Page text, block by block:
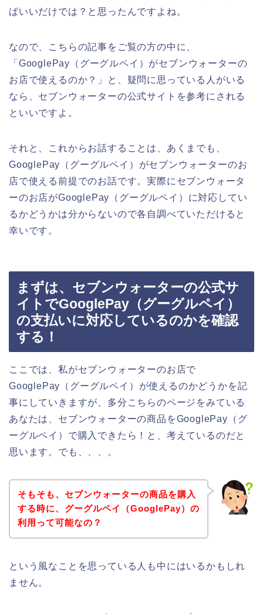
ばいいだけでは？と思ったんですよね。
なので、こちらの記事をご覧の方の中に、
「GooglePay（グーグルペイ）がセブンウォーターの
お店で使えるのか？」と、疑問に思っている人がいる
なら、セブンウォーターの公式サイトを参考にされる
といいですよ。
それと、これからお話することは、あくまでも、
GooglePay（グーグルペイ）がセブンウォーターのお
店で使える前提でのお話です。実際にセブンウォータ
ーのお店がGooglePay（グーグルペイ）に対応してい
るかどうかは分からないので各自調べていただけると
幸いです。
まずは、セブンウォーターの公式サ
イトでGooglePay（グーグルペイ）
の支払いに対応しているのかを確認
する！
ここでは、私がセブンウォーターのお店で
GooglePay（グーグルペイ）が使えるのかどうかを記
事にしていきますが、多分こちらのページをみている
あなたは、セブンウォーターの商品をGooglePay（グ
ーグルペイ）で購入できたら！と、考えているのだと
思います。でも、、、。
そもそも、セブンウォーターの商品を購入
する時に、グーグルペイ（GooglePay）の
利用って可能なの？
という風なことを思っている人も中にはいるかもしれ
ません。